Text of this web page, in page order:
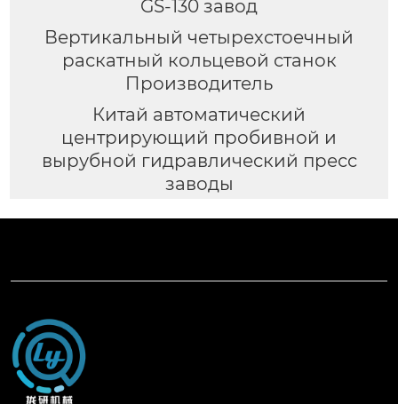
GS-130 завод
Вертикальный четырехстоечный
раскатный кольцевой станок
Производитель
Китай автоматический
центрирующий пробивной и
вырубной гидравлический пресс
заводы